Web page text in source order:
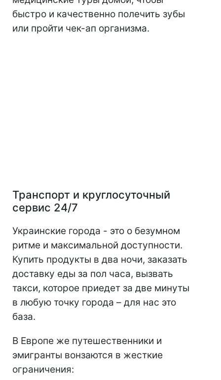
быстро и качественно полечить зубы
или пройти чек-ап организма.
Транспорт и круглосуточный
сервис 24/7
Украинские города - это о безумном
ритме и максимальной доступности.
Купить продукты в два ночи, заказать
доставку еды за пол часа, вызвать
такси, которое приедет за две минуты
в любую точку города – для нас это
база.
В Европе же путешественники и
эмигранты вонзаются в жесткие
ограничения: